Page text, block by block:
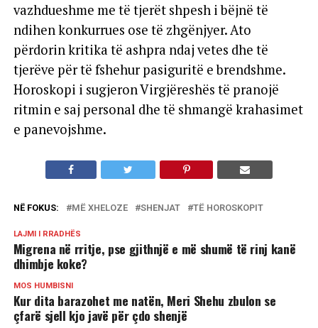
vazhdueshme me të tjerët shpesh i bëjnë të
ndihen konkurrues ose të zhgënjyer. Ato
përdorin kritika të ashpra ndaj vetes dhe të
tjerëve për të fshehur pasiguritë e brendshme.
Horoskopi i sugjeron Virgjëreshës të pranojë
ritmin e saj personal dhe të shmangë krahasimet
e panevojshme.
NË FOKUS: MË XHELOZE SHENJAT TË HOROSKOPIT
LAJMI I RRADHËS
Migrena në rritje, pse gjithnjë e më shumë të rinj kanë
dhimbje koke?
MOS HUMBISNI
Kur dita barazohet me natën, Meri Shehu zbulon se
çfarë sjell kjo javë për çdo shenjë